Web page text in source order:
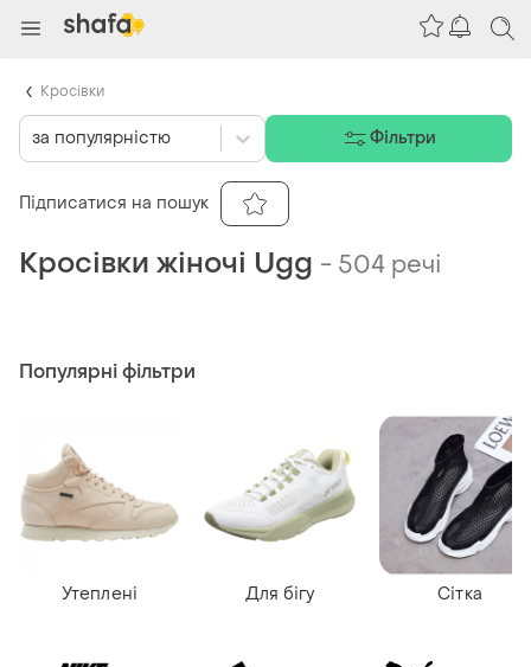
Кросівки жіночі Ugg - 504 речі
Популярні фільтри
Утеплені Для бігу Сітка
за популярністю Фільтри
Підписатися на пошук
Кросівки